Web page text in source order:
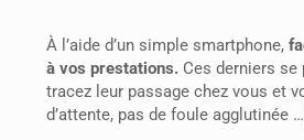
À l’aide d’un simple smartphone,
à vos prestations. Ces derniers se
tracez leur passage chez vous et
d’attente, pas de foule agglutinée